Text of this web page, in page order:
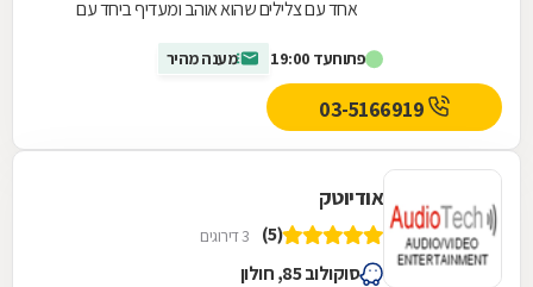
אחד עם צלילים שהוא אוהב ומעדיף ביחד עם
סופית ובשירות שאני לא רגיל לקבל לצערי בארץ
הם שידכו לי במקצועיות את הרמקול שלי. לאחר
מכן לא יכולתי להוסיף ולהחליף עוד כמה
מכשירים שיוציאו מהרמקול את המקסימום.
והשרות אודיו קלאב זה המקום. נקודה.
פתוחעד 19:00 מענה מהיר
אודיוטק
(5) 3 דירוגים
סוקולוב 85, חולון